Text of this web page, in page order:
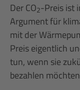
Der CO2-Preis ist
Argument für
mit der
Preis eigentlich
tun, wenn sie
bezahlen